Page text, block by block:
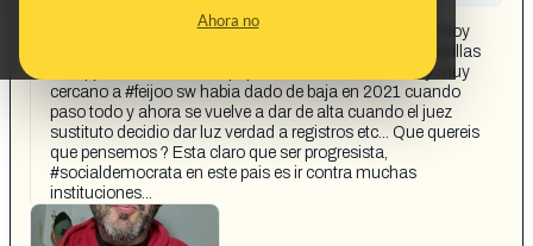
Ahora no
https://www.facebook.com/reel/2776430666038358 Hoy
sale en medios que la jueza que instruia el caso mascarillas
del #pp ee Almeria feudo popular de #morenobonilla y muy
cercano a #feijoo sw habia dado de baja en 2021 cuando
paso todo y ahora se vuelve a dar de alta cuando el juez
sustituto decidio dar luz verdad a registros etc... Que quereis
que pensemos ? Esta claro que ser progresista,
#socialdemocrata en este pais es ir contra muchas
instituciones...